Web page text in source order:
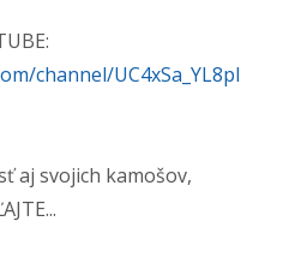
channel/UC4xSa_YL8pI
aj svojich kamošov,